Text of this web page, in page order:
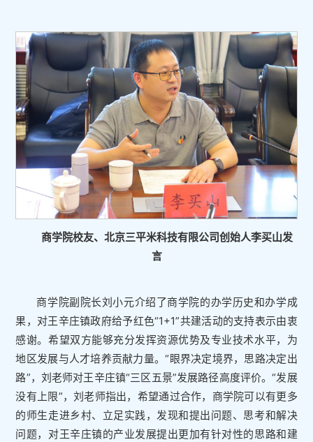
商学院校友、北京三平米科技有限公司创始人李买山发
言
商学院副院长刘小元介绍了商学院的办学历史和办学成
果，对王辛庄镇政府给予红色“1+1”共建活动的支持表示由衷
感谢。希望双方能够充分发挥资源优势及专业技术水平，为
地区发展与人才培养贡献力量。“眼界决定境界，思路决定出
路”，刘老师对王辛庄镇“三区五景”发展路径高度评价。“发展
没有上限”，刘老师指出，希望通过合作，商学院可以有更多
的师生走进乡村、立足实践，发现和提出问题、思考和解决
问题，对王辛庄镇的产业发展提出更加有针对性的思路和建